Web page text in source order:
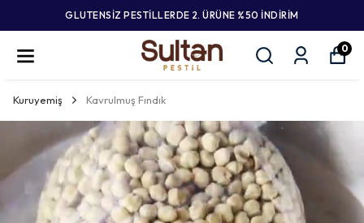
GLUTENSİZ PESTİLLERDE 2. ÜRÜNE %50 İNDİRİM
0
Kuruyemiş Kavrulmuş Fındık